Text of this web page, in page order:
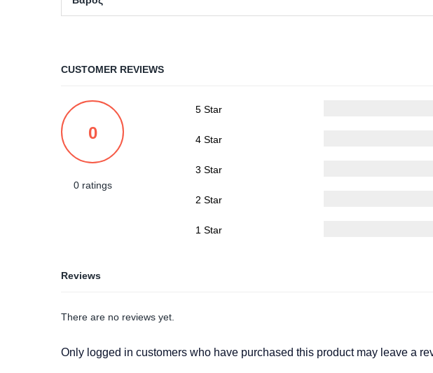
CUSTOMER REVIEWS
0
0 ratings
5 Star
4 Star
3 Star
2 Star
1 Star
Reviews
There are no reviews yet.
Only logged in customers who have purchased this product may leave a